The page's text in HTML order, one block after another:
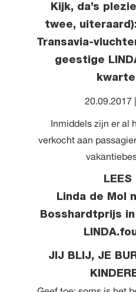
Kijk, da’s
twee,
Transavia-
geestige
20.09.2017
Inmiddels zijn er al
verkocht aan
LEES
Linda de Mol
Bosshardtprijs
JIJ BLIJ, JE